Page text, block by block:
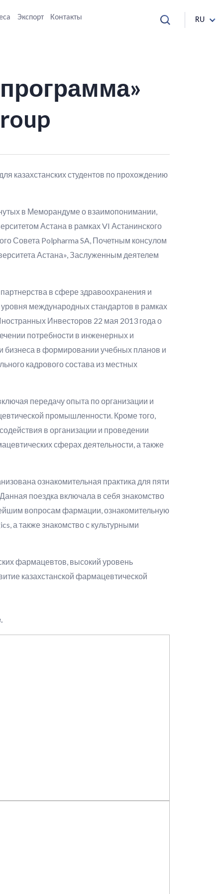
Экспорт Контакты RU
казахстанских студентов по прохождению
в Меморандуме о взаимопонимании,
Астана в рамках VI Астанинского
Совета Polpharma SA, Почетным консулом
Астана», Заслуженным деятелем
в сфере здравоохранения и
международных стандартов в рамках
Инвесторов 22 мая 2013 года о
потребности в инженерных и
бизнеса в формировании учебных планов и
кадрового состава из местных
передачу опыта по организации и
промышленности. Кроме того,
в организации и проведении
сферах деятельности, а также
ознакомительная практика для пяти
поездка включала в себя знакомство
вопросам фармации, ознакомительную
а также знакомство с культурными
фармацевтов, высокий уровень
казахстанской фармацевтической